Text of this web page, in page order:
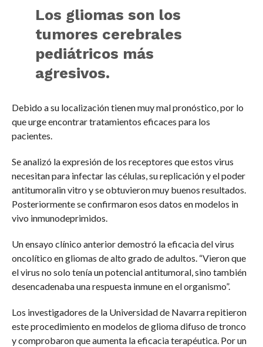
Los gliomas son los
tumores cerebrales
pediátricos más
agresivos.
Debido a su localización tienen muy mal pronóstico, por lo
que urge encontrar tratamientos eficaces para los
pacientes.
Se analizó la expresión de los receptores que estos virus
necesitan para infectar las células, su replicación y el poder
antitumoralin vitro y se obtuvieron muy buenos resultados.
Posteriormente se confirmaron esos datos en modelos in
vivo inmunodeprimidos.
Un ensayo clínico anterior demostró la eficacia del virus
oncolítico en gliomas de alto grado de adultos. “Vieron que
el virus no solo tenía un potencial antitumoral, sino también
desencadenaba una respuesta inmune en el organismo”.
Los investigadores de la Universidad de Navarra repitieron
este procedimiento en modelos de glioma difuso de tronco
y comprobaron que aumenta la eficacia terapéutica. Por un